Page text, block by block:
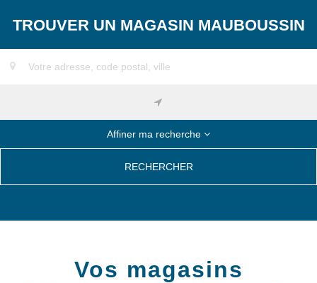
TROUVER UN MAGASIN MAUBOUSSIN
Affiner ma recherche
RECHERCHER
Vos magasins